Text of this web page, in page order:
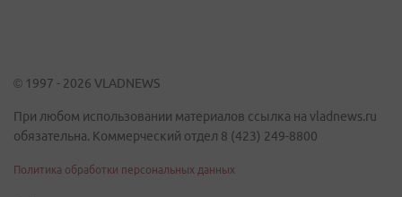
© 1997 - 2026 VLADNEWS
При любом использовании материалов ссылка на vladnews.ru
обязательна. Коммерческий отдел 8 (423) 249-8800
Политика обработки персональных данных